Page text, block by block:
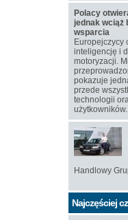
Polacy
jednak wciąż
wsparcia
Europejczycy
inteligencję i
motoryzacji.
pokazuje
przede
technologii
użytkowników.
Handlowy
Najczęściej